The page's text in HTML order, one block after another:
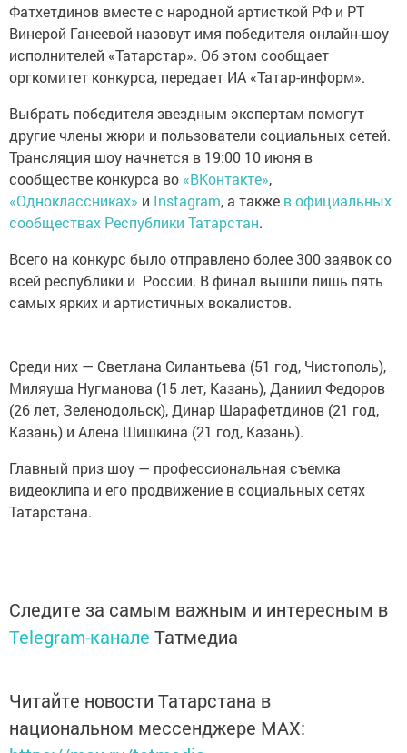
Фатхетдинов вместе с народной артисткой РФ и РТ
Винерой Ганеевой назовут имя победителя онлайн-шоу
исполнителей «Татарстар». Об этом сообщает
оргкомитет конкурса, передает ИА «Татар-информ».
Выбрать победителя звездным экспертам помогут
другие члены жюри и пользователи социальных сетей.
Трансляция шоу начнется в 19:00 10 июня в
сообществе конкурса во «ВКонтакте»,
«Одноклассниках» и Instagram, а также в официальных
сообществах Республики Татарстан.
Всего на конкурс было отправлено более 300 заявок со
всей республики и России. В финал вышли лишь пять
самых ярких и артистичных вокалистов.
Среди них — Светлана Силантьева (51 год, Чистополь),
Миляуша Нугманова (15 лет, Казань), Даниил Федоров
(26 лет, Зеленодольск), Динар Шарафетдинов (21 год,
Казань) и Алена Шишкина (21 год, Казань).
Главный приз шоу — профессиональная съемка
видеоклипа и его продвижение в социальных сетях
Татарстана.
Следите за самым важным и интересным в
Telegram-канале Татмедиа
Читайте новости Татарстана в
национальном мессенджере MАХ: